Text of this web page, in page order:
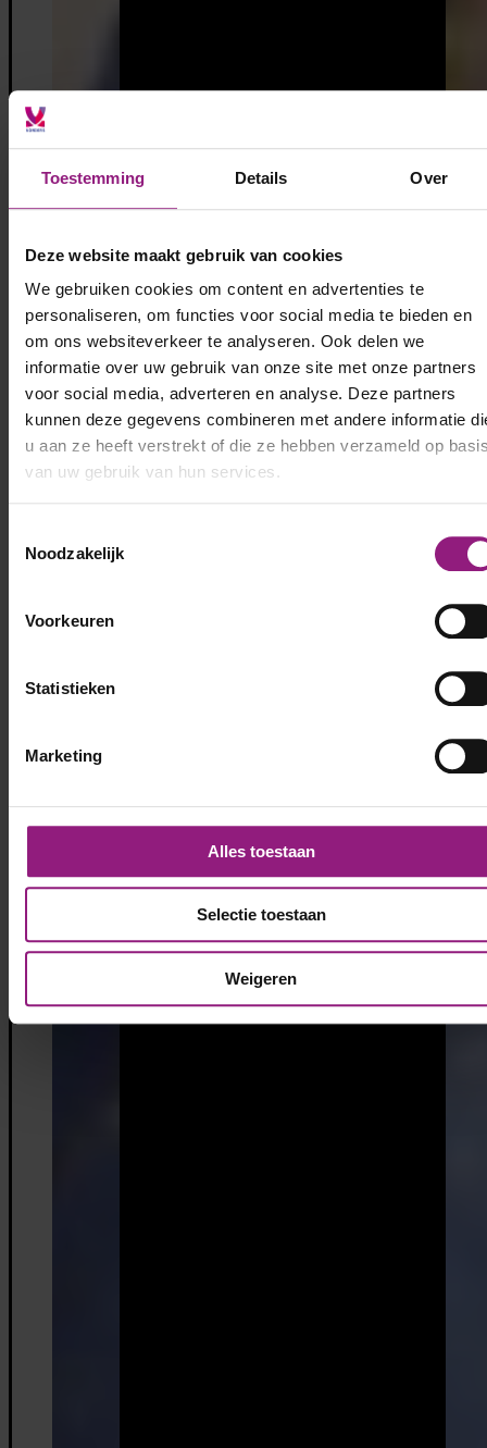
Toestemming Details Over
Deze website maakt gebruik van cookies
We gebruiken cookies om content en advertenties te
personaliseren, om functies voor social media te bieden en
om ons websiteverkeer te analyseren. Ook delen we
informatie over uw gebruik van onze site met onze partners
voor social media, adverteren en analyse. Deze partners
kunnen deze gegevens combineren met andere informatie
u aan ze heeft verstrekt of die ze hebben verzameld op
van uw gebruik van hun services.
Noodzakelijk
Voorkeuren
Statistieken
Marketing
Alles toestaan
Selectie toestaan
Weigeren